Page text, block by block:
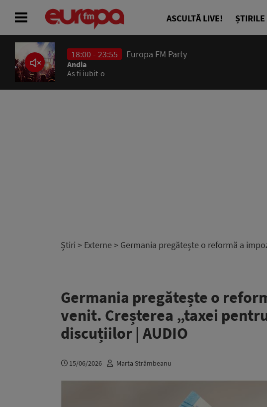
ASCULTĂ LIVE!
18:00 - 23:55 Europa FM Party
Andia
As fi iubit-o
Știri > Externe > Germania pregătește o reformă a
Germania pregătește o
venit. Creșterea „taxei
discuțiilor | AUDIO
15/06/2026 Marta Strâmbeanu
ACASĂ
ȘTIRI